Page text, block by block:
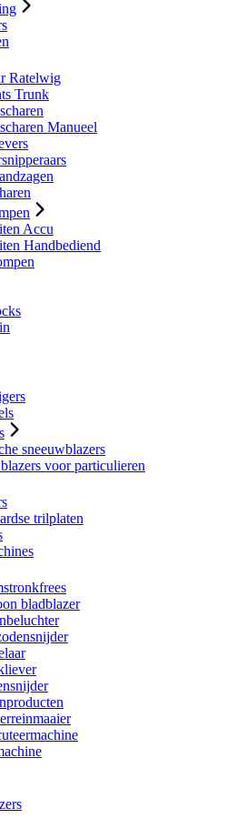
Ratelwig
Trunk
Manueel
Accu
Handbediend
sneeuwblazers
voor particulieren
trilplaten
bladblazer